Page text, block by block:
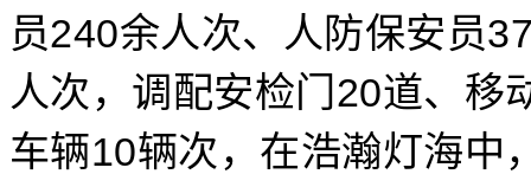
员240余人次、人防保安员
人次，调配安检门20道、移
车辆10辆次，在浩瀚灯海中